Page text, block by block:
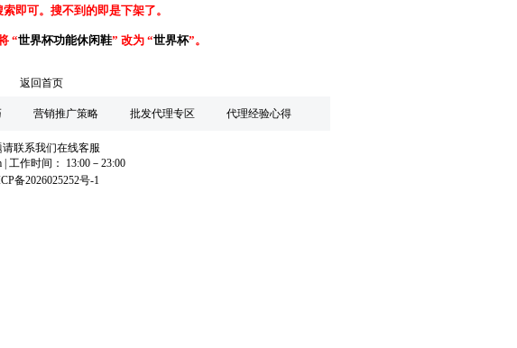
即可。搜不到的即是下架了。
“世界杯功能休闲鞋” 改为 “世界杯”。
返回首页
营销推广策略 批发代理专区 代理经验心得
联系我们在线客服
| 工作时间： 13:00－23:00
备2026025252号-1